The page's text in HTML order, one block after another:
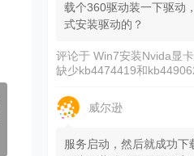
载个360驱动装一下驱动
式安装驱动的？
评论于Win7安装Nvida显
缺少kb4474419和
威尔逊
服务启动，然后就成功下